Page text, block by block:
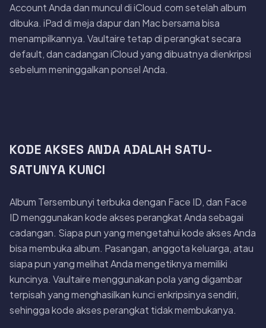
Account Anda dan muncul di iCloud.com setelah album
dibuka. iPad di meja dapur dan Mac bersama bisa
menampilkannya. Vaultaire tetap di perangkat secara
default, dan cadangan iCloud yang dibuatnya dienkripsi
sebelum meninggalkan ponsel Anda.
KODE AKSES ANDA ADALAH SATU-
SATUNYA KUNCI
Album Tersembunyi terbuka dengan Face ID, dan Face
ID menggunakan kode akses perangkat Anda sebagai
cadangan. Siapa pun yang mengetahui kode akses Anda
bisa membuka album. Pasangan, anggota keluarga, atau
siapa pun yang melihat Anda mengetiknya memiliki
kuncinya. Vaultaire menggunakan pola yang digambar
terpisah yang menghasilkan kunci enkripsinya sendiri,
sehingga kode akses perangkat tidak membukanya.